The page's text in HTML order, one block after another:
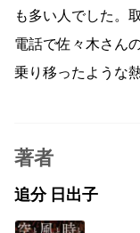
も多い人でした。
電話で佐々木さん
乗り移ったような
著者
追分 日出子